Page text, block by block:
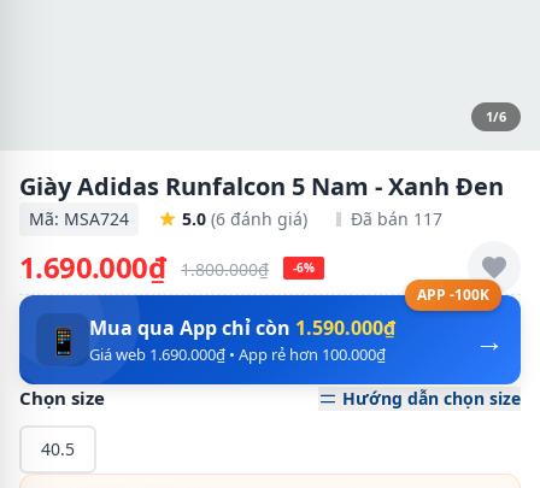
1/6
Giày Adidas Runfalcon 5 Nam - Xanh Đen
Mã: MSA724 5.0 (6 đánh giá) Đã bán 117
1.690.000₫ 1.800.000₫ -6%
APP -100K
→
📱 Mua qua App chỉ còn 1.590.000₫
Giá web 1.690.000₫ • App rẻ hơn 100.000₫
Chọn size Hướng dẫn chọn size
40.5